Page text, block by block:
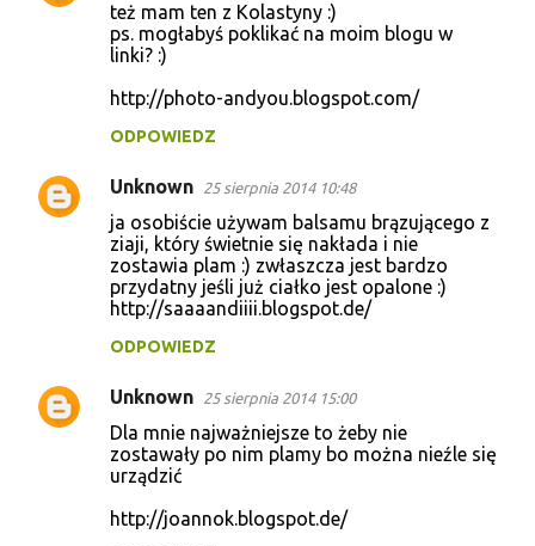
też mam ten z Kolastyny :)
ps. mogłabyś poklikać na moim blogu w
linki? :)
http://photo-andyou.blogspot.com/
ODPOWIEDZ
Unknown 25 sierpnia 2014 10:48
ja osobiście używam balsamu brązującego z
ziaji, który świetnie się nakłada i nie
zostawia plam :) zwłaszcza jest bardzo
przydatny jeśli już ciałko jest opalone :)
http://saaaandiiii.blogspot.de/
ODPOWIEDZ
Unknown 25 sierpnia 2014 15:00
Dla mnie najważniejsze to żeby nie
zostawały po nim plamy bo można nieźle się
urządzić
http://joannok.blogspot.de/